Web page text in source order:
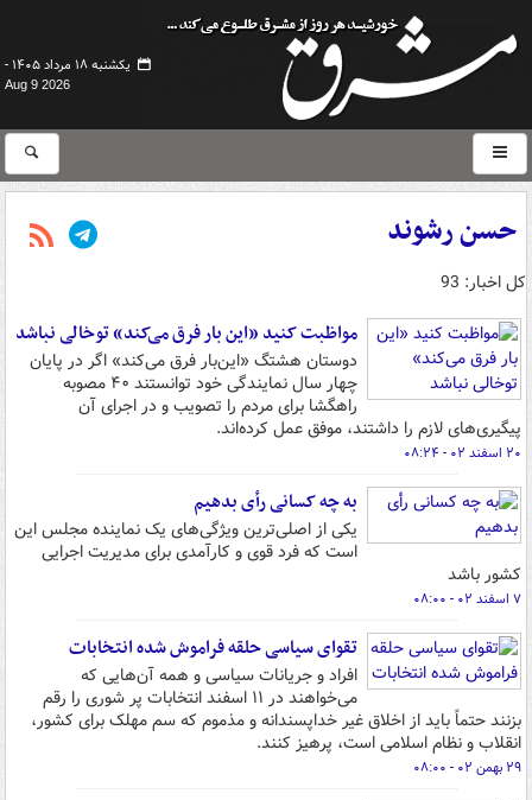
یکشنبه ۱۸ مرداد ۱۴۰۵ -
Aug 9 2026
حسن رشوند
کل اخبار: 93
مواظبت کنید «این بار فرق می‌کند» توخالی نباشد
دوستان هشتگ «این‌بار فرق می‌کند» اگر در پایان
چهار سال نمایندگی خود توانستند ۴۰ مصوبه
راهگشا برای مردم را تصویب و در اجرای آن
پیگیری‌های لازم را داشتند، موفق عمل کرده‌اند.
۲۰ اسفند ۰۲ - ۰۸:۲۴
به چه کسانی رأی بدهیم
یکی از اصلی‌ترین ویژگی‌های یک نماینده مجلس این
است که فرد قوی و کارآمدی برای مدیریت اجرایی
کشور باشد
۷ اسفند ۰۲ - ۰۸:۰۰
تقوای سیاسی حلقه فراموش شده انتخابات
افراد و جریانات سیاسی و همه آن‌هایی که
می‌خواهند در ۱۱ اسفند انتخابات پر شوری را رقم
بزنند حتماً باید از اخلاق غیر خداپسندانه و مذموم که سم مهلک برای کشور،
انقلاب و نظام اسلامی ­است، پرهیز کنند.
۲۹ بهمن ۰۲ - ۰۸:۰۰